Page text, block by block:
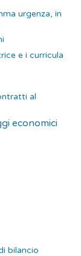
urgenza, in
e i curricula
al
economici
bilancio